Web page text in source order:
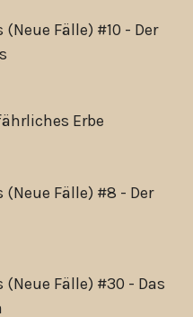
Fälle) #10 - Der
Erbe
Fälle) #8 - Der
Fälle) #30 - Das